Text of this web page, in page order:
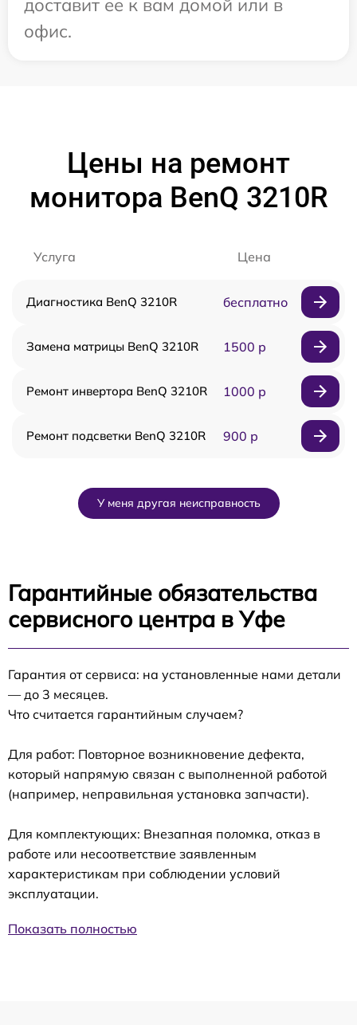
офис.
Цены на ремонт
монитора BenQ 3210R
Услуга Цена
Диагностика BenQ 3210R бесплатно
Замена матрицы BenQ 3210R 1500 р
Ремонт инвертора BenQ 3210R 1000 р
Ремонт подсветки BenQ 3210R 900 р
У меня другая неисправность
Гарантийные обязательства
сервисного центра в Уфе
Гарантия от сервиса: на установленные нами детали
— до 3 месяцев.
Что считается гарантийным случаем?
Для работ: Повторное возникновение дефекта,
который напрямую связан с выполненной работой
(например, неправильная установка запчасти).
Для комплектующих: Внезапная поломка, отказ в
работе или несоответствие заявленным
характеристикам при соблюдении условий
эксплуатации.
Показать полностью